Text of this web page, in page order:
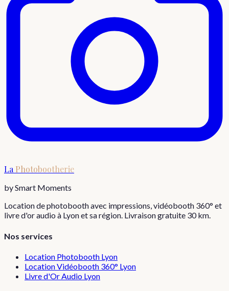
LaPhotobootherie
by Smart Moments
Location de photobooth avec impressions, vidéobooth 360° et
livre d'or audio à Lyon et sa région. Livraison gratuite 30 km.
Nos services
Location Photobooth Lyon
Location Vidéobooth 360° Lyon
Livre d'Or Audio Lyon